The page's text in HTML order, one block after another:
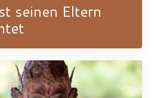
seinen Eltern